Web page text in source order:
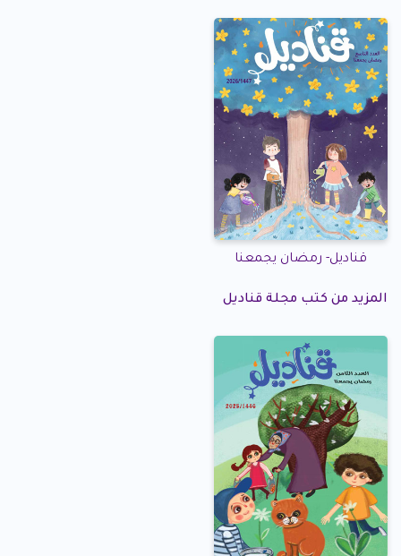
قناديل- رمضان يجمعنا
المزيد من كتب مجلة قناديل